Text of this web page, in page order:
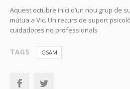
Aquest octubre inici d’un nou grup de
mútua a Vic. Un recurs de suport
cuidadores no professionals
TAGS GSAM